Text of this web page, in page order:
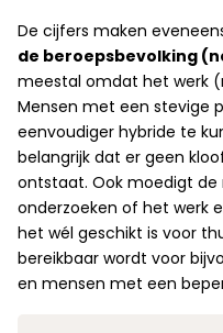
De cijfers maken
de beroepsbevolking
meestal omdat het werk
Mensen met een stevige
eenvoudiger hybride te
belangrijk dat er geen
ontstaat. Ook moedigt de
onderzoeken of het werk
het wél geschikt is voor
bereikbaar wordt voor
en mensen met een